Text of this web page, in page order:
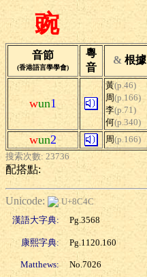
豌
音節
(香港語言學學會)
粵
音
& 根據
wun1
黃(p.46)
周(p.166)
李(p.71)
何(p.340)
wun2 周(p.166)
搜索次數: 23736
配搭點:
Unicode:
U+8C4C
漢語大字典:
Pg.3568
康熙字典: Pg.1120.160
Matthews: No.7026